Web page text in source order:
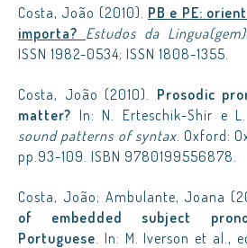
Costa, João (2010). PB e PE:
importa? Estudos da Lingua(gem)
ISSN 1982-0534; ISSN 1808-1355.
Costa, João (2010). Prosodic
matter? In: N. Erteschik-Shir e
sound patterns of syntax. Oxford:
pp.93-109. ISBN 9780199556878.
Costa, João; Ambulante, Joana
of embedded subject
Portuguese. In: M. Iverson et al.,